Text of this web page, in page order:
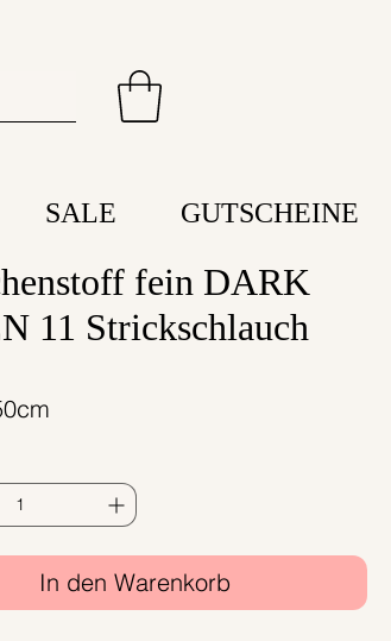
SALE GUTSCHEINE
fein DARK
11 Strickschlauch
In den Warenkorb